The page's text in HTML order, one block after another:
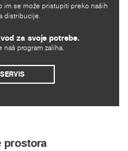
im se može pristupiti preko naših
distribucije.
za svoje potrebe.
naš program zaliha.
prostora